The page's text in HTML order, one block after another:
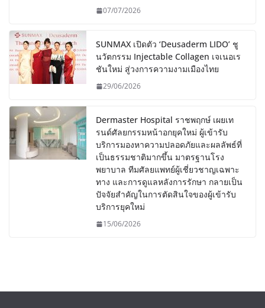
07/07/2026
SUNMAX เปิดตัว ‘Deusaderm LIDO’ ชู
นวัตกรรม Injectable Collagen เจเนอเร
ชันใหม่ สู่วงการความงามเมืองไทย
29/06/2026
Dermaster Hospital ราชพฤกษ์ เผยเท
รนด์ศัลยกรรมหน้าอกยุคใหม่ ผู้เข้ารับ
บริการมองหาความปลอดภัยและผลลัพธ์ที่
เป็นธรรมชาติมากขึ้น มาตรฐานโรง
พยาบาล ทีมศัลยแพทย์ผู้เชี่ยวชาญเฉพาะ
ทาง และการดูแลหลังการรักษา กลายเป็น
ปัจจัยสำคัญในการตัดสินใจของผู้เข้ารับ
บริการยุคใหม่
15/06/2026